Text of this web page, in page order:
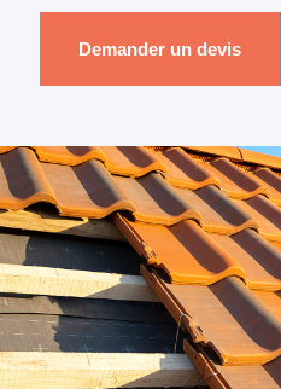
Demander un devis